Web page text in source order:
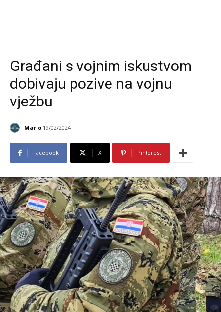
Građani s vojnim iskustvom
dobivaju pozive na vojnu
vježbu
Mario 19/02/2024
Facebook X Pinterest